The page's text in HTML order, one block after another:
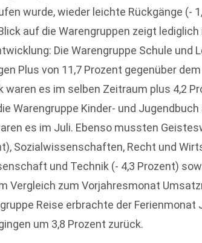
wurde, wieder leichte Rückgänge (-
auf die Warengruppen zeigt
Die Warengruppe Schule und
Plus von 11,7 Prozent gegenüber
waren es im selben Zeitraum plus 4,2
Warengruppe Kinder- und
es im Juli. Ebenso mussten
Sozialwissenschaften, Recht und
und Technik (- 4,3 Prozent)
Vergleich zum Vorjahresmonat
Reise erbrachte der Ferienmonat
um 3,8 Prozent zurück.